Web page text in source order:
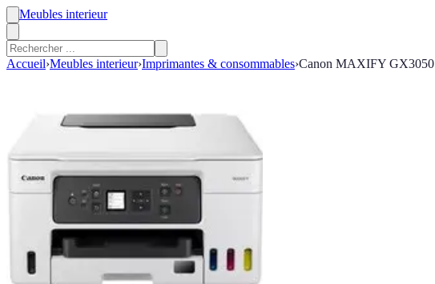
Meubles interieur
Accueil›Meubles interieur›Imprimantes & consommables›Canon MAXIFY GX3050